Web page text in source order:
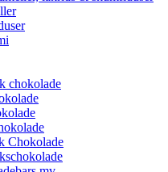
chokolade
Chokolade